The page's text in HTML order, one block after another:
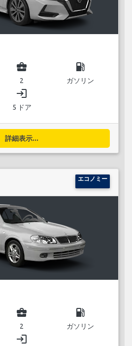
business_center
2
local_gas_station
ガソリン
login
5 ドア
詳細表示...
エコノミー
business_center
2
local_gas_station
ガソリン
login